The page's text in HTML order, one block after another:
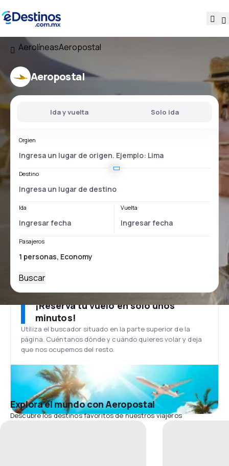
AerolíneasAeropostal
Aeropostal
Ida y vuelta Solo ida
Orgien
Destino
Ida Vuelta
Pasajeros
Buscar
¡Reserva tu vuelo en solo unos
minutos!
Utiliza el buscador situado en la parte superior de la
página. Cuéntanos dónde y cuándo quieres volar y deja
que nos ocupemos del resto.
Explora el mundo con Aeropostal
Descubre los destinos favoritos de nuestros viajeros